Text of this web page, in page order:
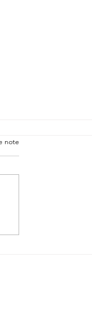
note